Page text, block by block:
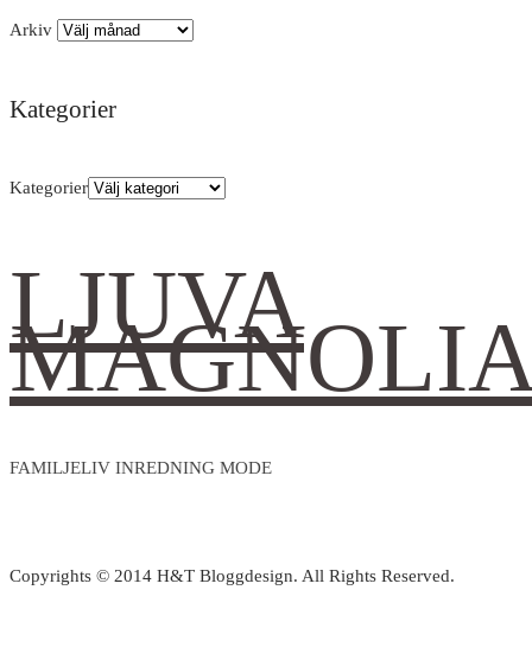
Arkiv
Kategorier
Kategorier
LJUVA
FAMILJELIV INREDNING MODE
Copyrights © 2014 H&T Bloggdesign. All Rights Reserved.